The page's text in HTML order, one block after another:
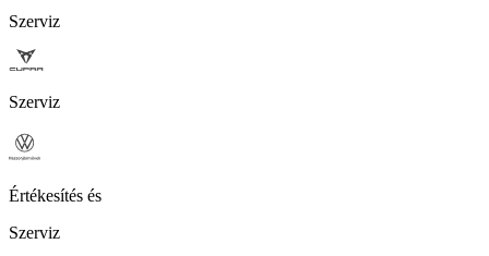
Szerviz
Szerviz
Értékesítés és
Szerviz